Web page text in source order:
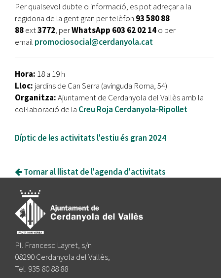
Per qualsevol dubte o informació, es pot adreçar a la
regidoria de la gent gran per telèfon 93 580 88
88ext3772, perWhatsApp 603 62 02 14o per
email promociosocial@cerdanyola.cat
Hora: 18 a 19 h
Lloc: jardins de Can Serra (avinguda Roma, 54)
Organitza:Ajuntament de Cerdanyola del Vallès amb la
col·laboració de la Creu Roja Cerdanyola-Ripollet
Díptic de les activitats l'estiu és gran 2024
Tornar al llistat de l'agenda d'activitats
Pl. Francesc Layret, s/n
08290 Cerdanyola del Vallès,
Tel. 935 80 88 88